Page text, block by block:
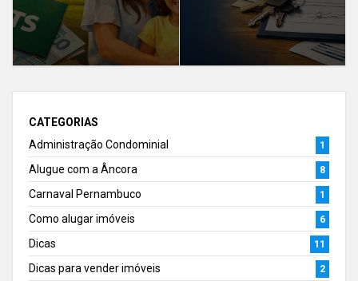
CATEGORIAS
Administração Condominial
1
Alugue com a Âncora 8
Carnaval Pernambuco 1
Como alugar imóveis 6
Dicas 11
Dicas para vender imóveis 2